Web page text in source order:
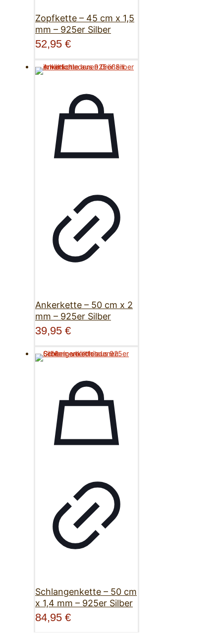
Zopfkette – 45 cm x 1,5
mm – 925er Silber
52,95 €
Ankerkette – 50 cm x 2
mm – 925er Silber
39,95 €
Schlangenkette – 50 cm
x 1,4 mm – 925er Silber
84,95 €